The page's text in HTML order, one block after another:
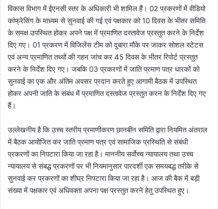
विकास विभाग में ईएनसी स्तर के अधिकारी भी शामिल हैं। 02 प्रकरणों में वीडियो
कांफ्रेसिंग के माध्यम से सुनवाई की गई एवं पक्षकार को 10 दिवस के भीतर समिति
के समक्ष उपस्थित होकर अपने पक्ष में प्रमाणित दस्तावेज प्रस्तुत करने के निर्देश
दिए गए। 01 प्रकरण में विजिलेंस टीम को दुबारा मौके पर जाकर सोशल स्टेटस
एवं अन्य प्रमाणित तथ्यों की गहन जांच कर 45 दिवस के भीतर रिपोर्ट प्रस्तुत
करने के निर्देश दिए गए। जबकि 03 प्रकरणों में जाति प्रमाण पत्र धारकों को
सुनवाई का एक और अंतिम अवसर प्रदान करते हुए आगामी बैठक में उपस्थित
होकर अपनी जाति के संबंध में प्रमाणित दस्तावेज प्रस्तुत करन के निर्देश दिए गए
हैं।
उल्लेखनीय है कि उच्च स्तरीय प्रमाणीकरण छानबीन समिति द्वारा नियमित अंतराल
में बैठक आयोजित कर जाति प्रमाण पत्र एवं सामाजिक प्रस्थिति से संबंधी
प्रकरणों का निपटारा किया जा रहा है। माननीय सर्वाेच्च न्यायालय तथा उच्च
न्यायालय से संबद्ध प्रकरणों पर भी नियमानुसार पारदर्शी एक समयबद्ध तरीके से
सुनवाई कर प्रकरणों का शीघ्र निपटारा किया जा रहा है। आज की बैक में बड़ी
संख्या में पक्षकार एवं अधिवक्ता अपना पक्ष प्रस्तुत करने हेतु उपस्थित हुए।